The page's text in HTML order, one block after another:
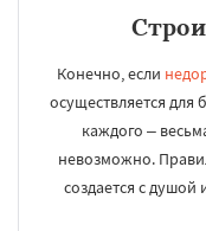
Конечно, если
осуществляется
каждого –
невозможно.
создается с